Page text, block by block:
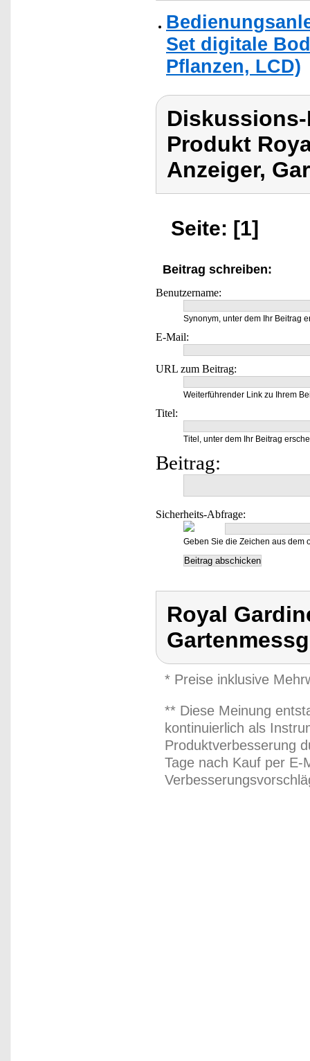
Set digitale
Pflanzen, LCD)
Produkt
Anzeiger,
Seite: [1]
Beitrag schreiben:
Benutzername:
Synonym, unter dem Ihr Beitrag
E-Mail:
URL zum Beitrag:
Weiterführender Link zu Ihrem
Titel:
Titel, unter dem Ihr Beitrag
Beitrag:
Sicherheits-Abfrage:
Geben Sie die Zeichen aus dem
Royal
* Preise inklusive
** Diese Meinung
kontinuierlich als
Produktverbesserung
Tage nach Kauf per E-